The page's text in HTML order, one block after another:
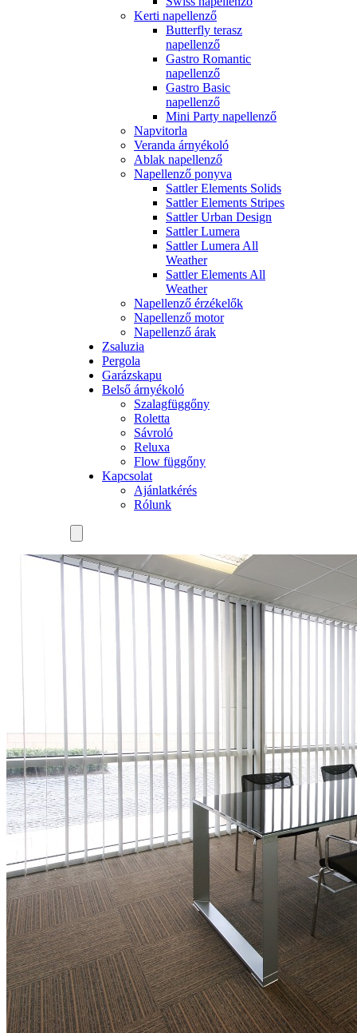
Kerti napellenző
Butterfly terasz
napellenző
Gastro Romantic
napellenző
Gastro Basic
napellenző
Mini Party napellenző
Napvitorla
Veranda árnyékoló
Ablak napellenző
Napellenző ponyva
Sattler Elements Solids
Sattler Elements Stripes
Sattler Urban Design
Sattler Lumera
Sattler Lumera All
Weather
Sattler Elements All
Weather
Napellenző érzékelők
Napellenző motor
Napellenző árak
Zsaluzia
Pergola
Garázskapu
Belső árnyékoló
Szalagfüggőny
Roletta
Sávroló
Reluxa
Flow függőny
Kapcsolat
Ajánlatkérés
Rólunk